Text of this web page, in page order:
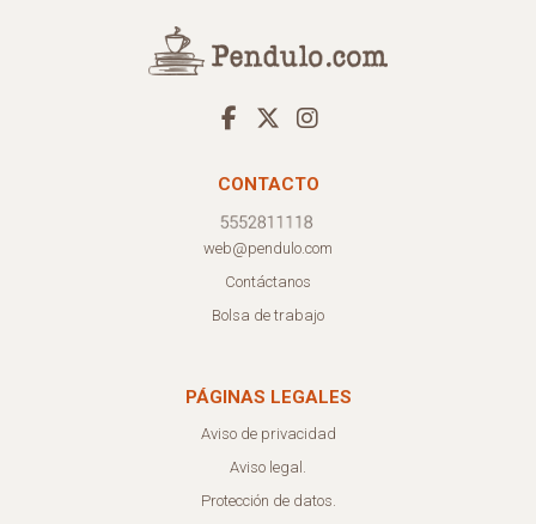
CONTACTO
web@pendulo.com
Contáctanos
Bolsa de trabajo
PÁGINAS LEGALES
Aviso de privacidad
Aviso legal.
Protección de datos.